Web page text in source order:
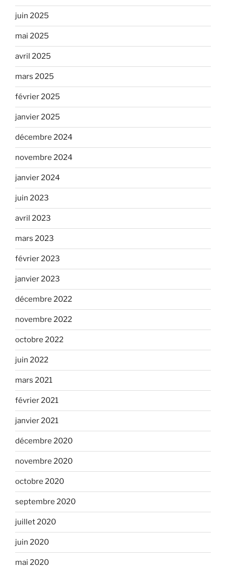
juin 2025
mai 2025
avril 2025
mars 2025
février 2025
janvier 2025
décembre 2024
novembre 2024
janvier 2024
juin 2023
avril 2023
mars 2023
février 2023
janvier 2023
décembre 2022
novembre 2022
octobre 2022
juin 2022
mars 2021
février 2021
janvier 2021
décembre 2020
novembre 2020
octobre 2020
septembre 2020
juillet 2020
juin 2020
mai 2020